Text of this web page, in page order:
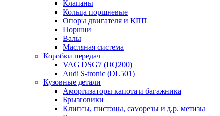
Клапаны
Кольца поршневые
Опоры двигателя и КПП
Поршни
Валы
Масляная система
Коробки передач
VAG DSG7 (DQ200)
Audi S-tronic (DL501)
Кузовные детали
Амортизаторы капота и багажника
Брызговики
Клипсы, пистоны, саморезы и д.р. метизы